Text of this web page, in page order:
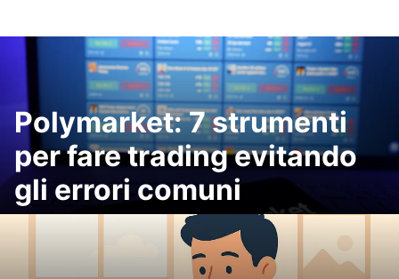
Polymarket: 7 strumenti
per fare trading evitando
gli errori comuni